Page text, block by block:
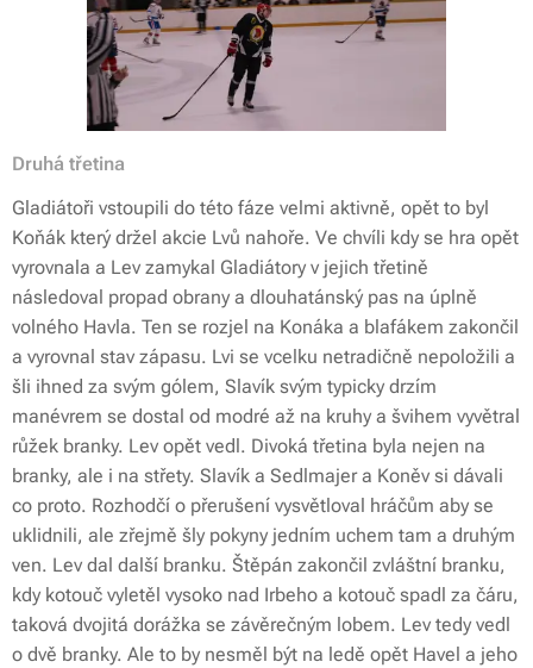
Druhá třetina
Gladiátoři vstoupili do této fáze velmi aktivně, opět to byl
Koňák který držel akcie Lvů nahoře. Ve chvíli kdy se hra opět
vyrovnala a Lev zamykal Gladiátory v jejich třetině
následoval propad obrany a dlouhatánský pas na úplně
volného Havla. Ten se rozjel na Konáka a blafákem zakončil
a vyrovnal stav zápasu. Lvi se vcelku netradičně nepoložili a
šli ihned za svým gólem, Slavík svým typicky drzím
manévrem se dostal od modré až na kruhy a švihem vyvětral
růžek branky. Lev opět vedl. Divoká třetina byla nejen na
branky, ale i na střety. Slavík a Sedlmajer a Koněv si dávali
co proto. Rozhodčí o přerušení vysvětloval hráčům aby se
uklidnili, ale zřejmě šly pokyny jedním uchem tam a druhým
ven. Lev dal další branku. Štěpán zakončil zvláštní branku,
kdy kotouč vyletěl vysoko nad Irbeho a kotouč spadl za čáru,
taková dvojitá dorážka se závěrečným lobem. Lev tedy vedl
o dvě branky. Ale to by nesměl být na ledě opět Havel a jeho